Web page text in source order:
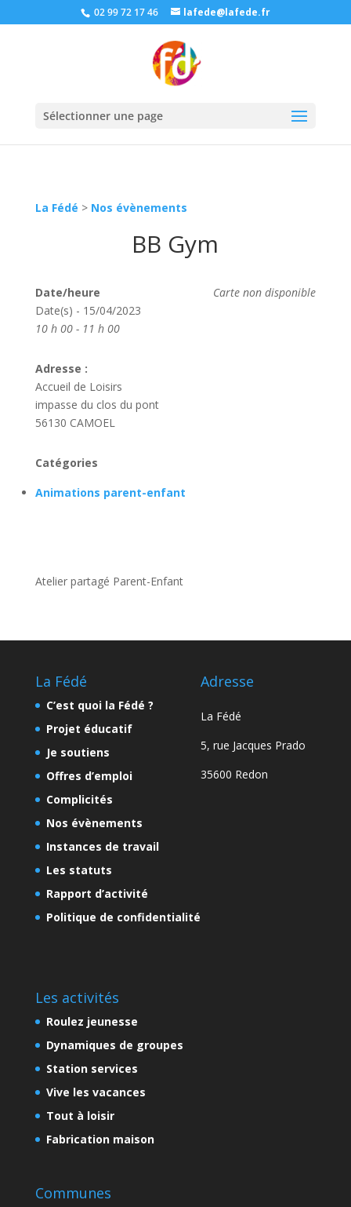
02 99 72 17 46 lafede@lafede.fr
Sélectionner une page
La Fédé > Nos évènements
BB Gym
Carte non disponible
Date/heure
Date(s) - 15/04/2023
10 h 00 - 11 h 00
Adresse :
Accueil de Loisirs
impasse du clos du pont
56130 CAMOEL
Catégories
Animations parent-enfant
Atelier partagé Parent-Enfant
La Fédé
C’est quoi la Fédé ?
Projet éducatif
Je soutiens
Offres d’emploi
Complicités
Nos évènements
Instances de travail
Les statuts
Rapport d’activité
Politique de confidentialité
Adresse
La Fédé
5, rue Jacques Prado
35600 Redon
Les activités
Roulez jeunesse
Dynamiques de groupes
Station services
Vive les vacances
Tout à loisir
Fabrication maison
Communes